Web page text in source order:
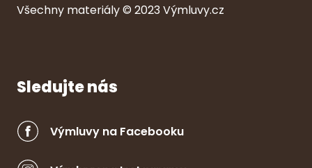
Všechny materiály © 2023Výmluvy.cz
Sledujte nás
Výmluvy na Facebooku